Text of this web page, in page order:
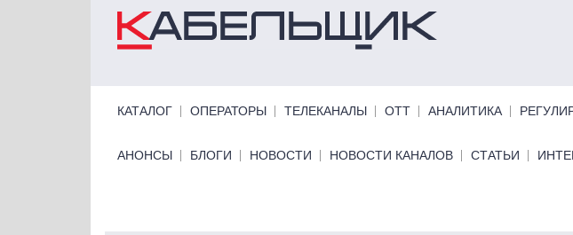
КАТАЛОГ ОПЕРАТОРЫ ТЕЛЕКАНАЛЫ ОТТ АНАЛИТИКА
Primary links bottom
АНОНСЫ БЛОГИ НОВОСТИ НОВОСТИ КАНАЛОВ СТАТЬИ